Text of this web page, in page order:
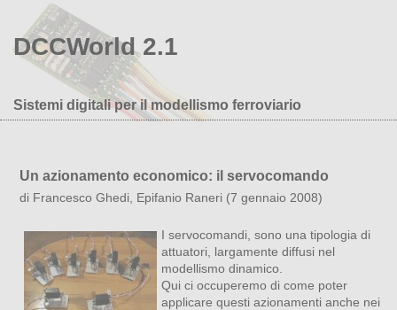
DCCWorld 2.1
Sistemi digitali per il modellismo ferroviario
Un azionamento economico: il servocomando
di Francesco Ghedi, Epifanio Raneri (7 gennaio 2008)
I servocomandi, sono una tipologia di
attuatori, largamente diffusi nel
modellismo dinamico.
Qui ci occuperemo di come poter
applicare questi azionamenti anche nei